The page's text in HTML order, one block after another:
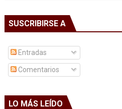
SUSCRIBIRSE A
Entradas
Comentarios
LO MÁS LEÍDO